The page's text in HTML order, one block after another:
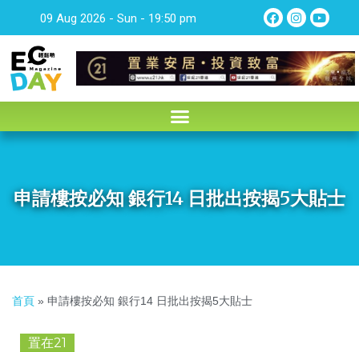
09 Aug 2026 - Sun - 19:50 pm
申請樓按必知 銀行14 日批出按揭5大貼士
首頁 » 申請樓按必知 銀行14 日批出按揭5大貼士
置在21